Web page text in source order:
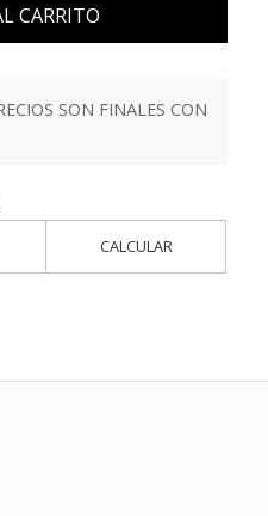
CARRITO
SON FINALES CON
CALCULAR